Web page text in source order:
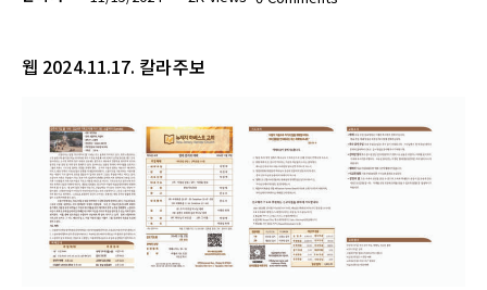
웹 2024.11.17. 칼라주보